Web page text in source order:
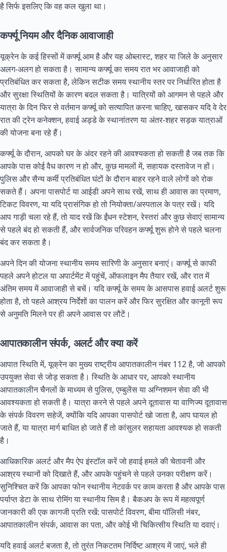
है सिर्फ इसलिए कि वह कल खुला था।
कर्फ्यू नियम और दैनिक आवाजाही
यूक्रेन के कई हिस्सों में कर्फ्यू आम है और यह ओब्लास्ट, शहर या जिले के अनुसार
अलग-अलग हो सकता है। सामान्य कर्फ्यू का समय रात भर आवाजाही को
प्रतिबंधित कर सकता है, लेकिन सटीक समय स्थानीय स्तर पर निर्धारित होता है
और सुरक्षा स्थितियों के कारण बदल सकता है। यात्रियों को आगमन से पहले और
यात्रा के दिन फिर से वर्तमान कर्फ्यू को सत्यापित करना चाहिए, खासकर यदि वे देर
रात की ट्रेन कनेक्शन, हवाई अड्डे के स्थानांतरण या अंतर-शहर सड़क यात्राओं
की योजना बना रहे हैं।
कर्फ्यू के दौरान, आपको घर के अंदर रहने की आवश्यकता हो सकती है जब तक कि
आपके पास कोई वैध कारण न हो और, कुछ मामलों में, सहायक दस्तावेज न हों।
पुलिस और सैन्य कर्मी प्रतिबंधित घंटों के दौरान बाहर रहने वाले लोगों को रोक
सकते हैं। अपना पासपोर्ट या आईडी अपने साथ रखें, साथ ही आवास का प्रमाण,
टिकट विवरण, या यदि प्रासंगिक हो तो नियोक्ता/अस्पताल के पत्र रखें। यदि
आप गाड़ी चला रहे हैं, तो याद रखें कि ईंधन स्टेशन, रेस्तरां और कुछ सेवाएं सामान्य
से पहले बंद हो सकती हैं, और सार्वजनिक परिवहन कर्फ्यू शुरू होने से पहले चलना
बंद कर सकता है।
अपने दिन की योजना स्थानीय समय सारिणी के अनुसार बनाएं। कर्फ्यू से काफी
पहले अपने होटल या अपार्टमेंट में पहुंचें, ऑफलाइन मैप तैयार रखें, और रात में
अंतिम समय में आवाजाही से बचें। यदि कर्फ्यू के समय के आसपास हवाई अलर्ट शुरू
होता है, तो पहले आश्रय निर्देशों का पालन करें और फिर सुरक्षित और कानूनी रूप
से अनुमति मिलने पर ही अपने आवास पर लौटें।
आपातकालीन संपर्क, अलर्ट और क्या करें
आपात स्थिति में, यूक्रेन का मुख्य राष्ट्रीय आपातकालीन नंबर 112 है, जो आपको
उपयुक्त सेवा से जोड़ सकता है। स्थिति के आधार पर, आपको स्थानीय
आपातकालीन चैनलों के माध्यम से पुलिस, एम्बुलेंस या अग्निशमन सेवा की भी
आवश्यकता हो सकती है। यात्रा करने से पहले अपने दूतावास या वाणिज्य दूतावास
के संपर्क विवरण सहेजें, क्योंकि यदि आपका पासपोर्ट खो जाता है, आप घायल हो
जाते हैं, या यात्रा मार्ग बाधित हो जाते हैं तो कांसुलर सहायता आवश्यक हो सकती
है।
आधिकारिक अलर्ट और मैप ऐप इंस्टॉल करें जो हवाई हमले की चेतावनी और
आश्रय स्थानों को दिखाते हैं, और आपके पहुंचने से पहले उनका परीक्षण करें।
सुनिश्चित करें कि आपका फोन स्थानीय नेटवर्क पर काम करता है और आपके पास
पर्याप्त डेटा के साथ रोमिंग या स्थानीय सिम है। बैकअप के रूप में महत्वपूर्ण
जानकारी की एक कागजी प्रति रखें: पासपोर्ट विवरण, बीमा पॉलिसी नंबर,
आपातकालीन संपर्क, आवास का पता, और कोई भी चिकित्सीय स्थिति या दवाएं।
यदि हवाई अलर्ट बजता है, तो तुरंत निकटतम निर्दिष्ट आश्रय में जाएं, भले ही